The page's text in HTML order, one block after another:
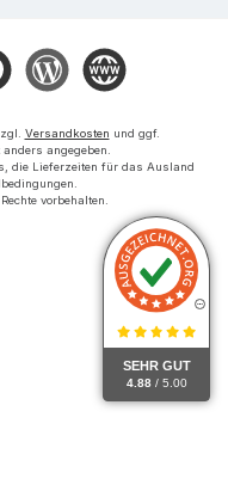
SEHR GUT
4.88 / 5.00
Blog Die BERG App
Versandkosten und ggf.
angegeben.
die Lieferzeiten für das Ausland
vorbehalten.